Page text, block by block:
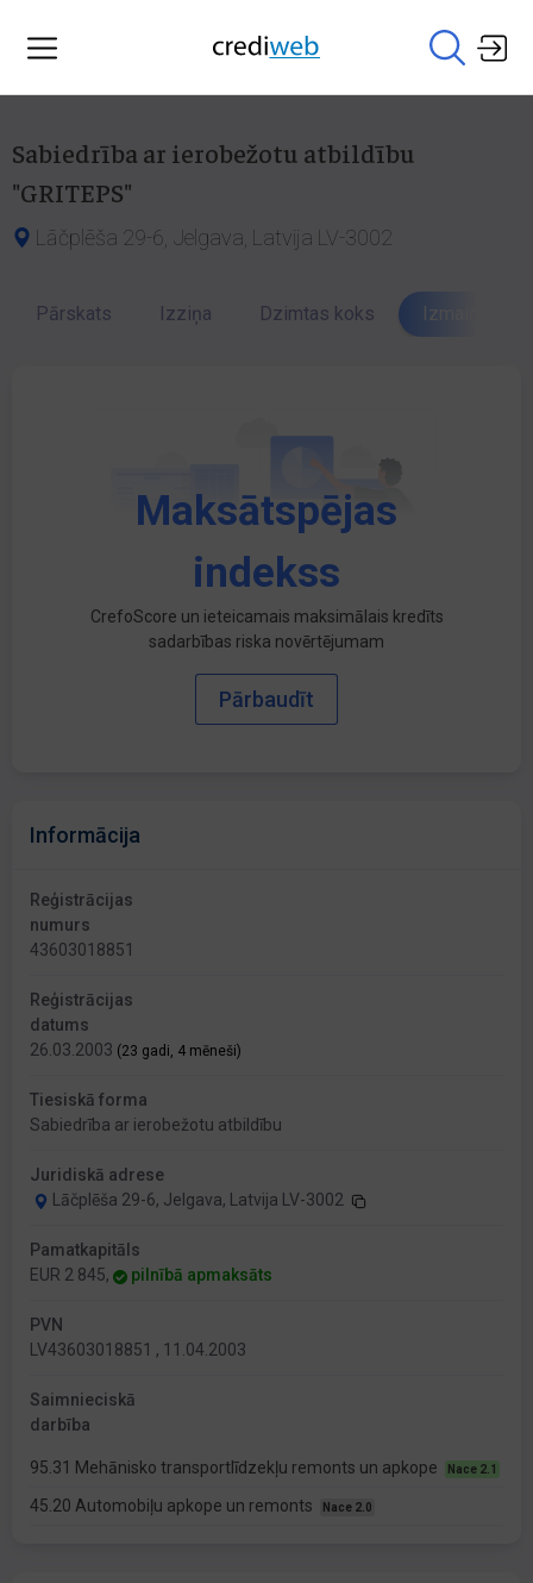
Sabiedrība ar ierobežotu atbildību
"GRITEPS"
Lāčplēša 29-6, Jelgava, Latvija LV-3002
Pārskats Izziņa Dzimtas koks Izmaiņu
Maksātspējas
indekss
CrefoScore un ieteicamais maksimālais kredīts
sadarbības riska novērtējumam
Pārbaudīt
Informācija
Reģistrācijas
numurs
43603018851
Reģistrācijas
datums
26.03.2003 (23 gadi, 4 mēneši)
Tiesiskā forma
Sabiedrība ar ierobežotu atbildību
Juridiskā adrese
Lāčplēša 29-6, Jelgava, Latvija LV-3002
Pamatkapitāls
EUR 2 845,
pilnībā apmaksāts
PVN
LV43603018851 , 11.04.2003
Saimnieciskā
darbība
95.31 Mehānisko transportlīdzekļu remonts un apkope Nace 2.1
45.20 Automobiļu apkope un remonts Nace 2.0